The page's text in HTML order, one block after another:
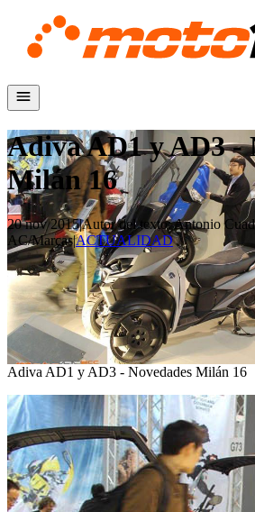
Adiva AD1 y AD3 -
Milán 16
20 nov 2015|Autor del texto:Antonio
AC/Marcas|ACTUALIDAD
Adiva AD1 y AD3 - Novedades Milán 16